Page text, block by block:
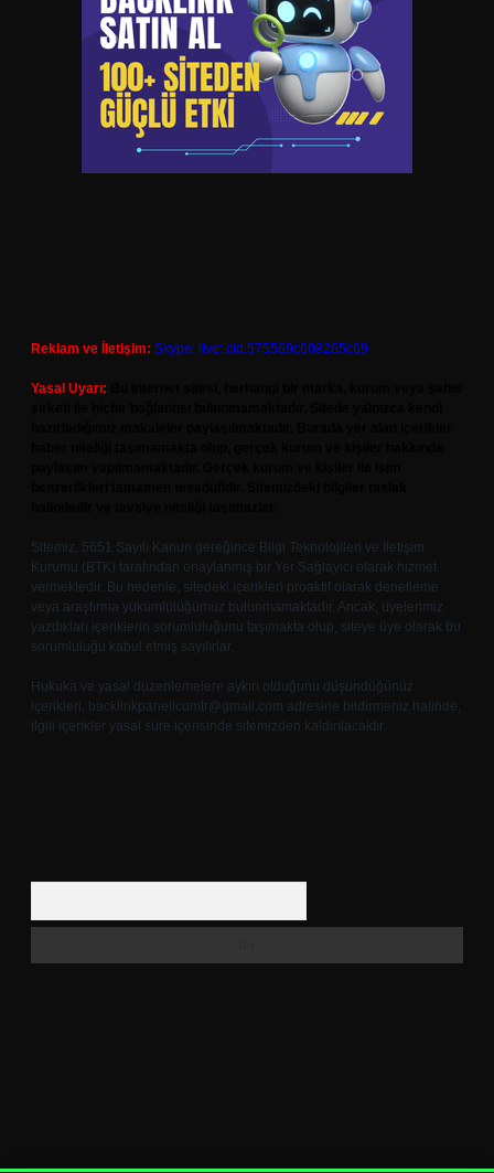
Reklam ve İletişim: Skype: live:.cid.575569c608265c69
Yasal Uyarı:
Sitemiz, 5651 Sayılı Kanun gereğince Bilgi Teknolojileri ve İletişim
Kurumu (BTK) tarafından onaylanmış bir Yer Sağlayıcı olarak hizmet
vermektedir. Bu nedenle, sitedeki içerikleri proaktif olarak denetleme
veya araştırma yükümlülüğümüz bulunmamaktadır. Ancak, üyelerimiz
yazdıkları içeriklerin sorumluluğunu taşımakta olup, siteye üye olarak bu
sorumluluğu kabul etmiş sayılırlar.
Hukuka ve yasal düzenlemelere aykırı olduğunu düşündüğünüz
içerikleri, backlinkpanelicomtr@gmail.com adresine bildirmeniz halinde,
ilgili içerikler yasal süre içerisinde sitemizden kaldırılacaktır.